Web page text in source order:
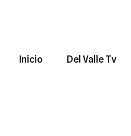
Inicio Del Valle Tv